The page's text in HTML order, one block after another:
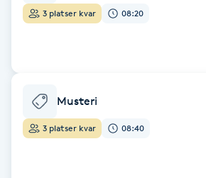
Fransk manikyr
Frekvensterapi
Friskvård
3 platser kvar 08:20
Musteri
3 platser kvar 08:40